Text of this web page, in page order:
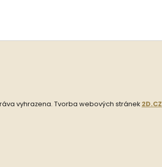
vyhrazena. Tvorba webových stránek 2D.CZ